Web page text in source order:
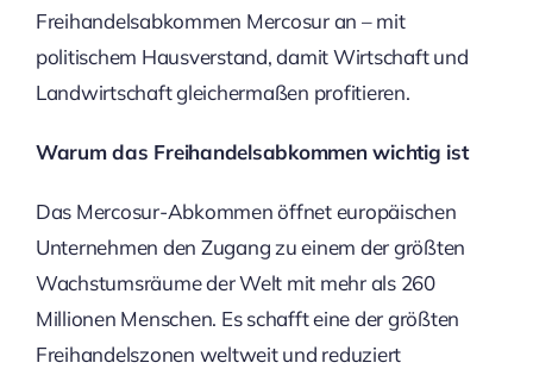
Freihandelsabkommen Mercosur an – mit
politischem Hausverstand, damit Wirtschaft und
Landwirtschaft gleichermaßen profitieren.
Warum das Freihandelsabkommen wichtig ist
Das Mercosur-Abkommen öffnet europäischen
Unternehmen den Zugang zu einem der größten
Wachstumsräume der Welt mit mehr als 260
Millionen Menschen. Es schafft eine der größten
Freihandelszonen weltweit und reduziert